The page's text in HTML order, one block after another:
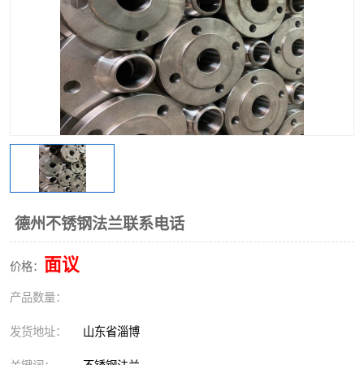
德州不锈钢法兰联系电话
价格： 面议
产品数量：
发货地址： 山东省淄博